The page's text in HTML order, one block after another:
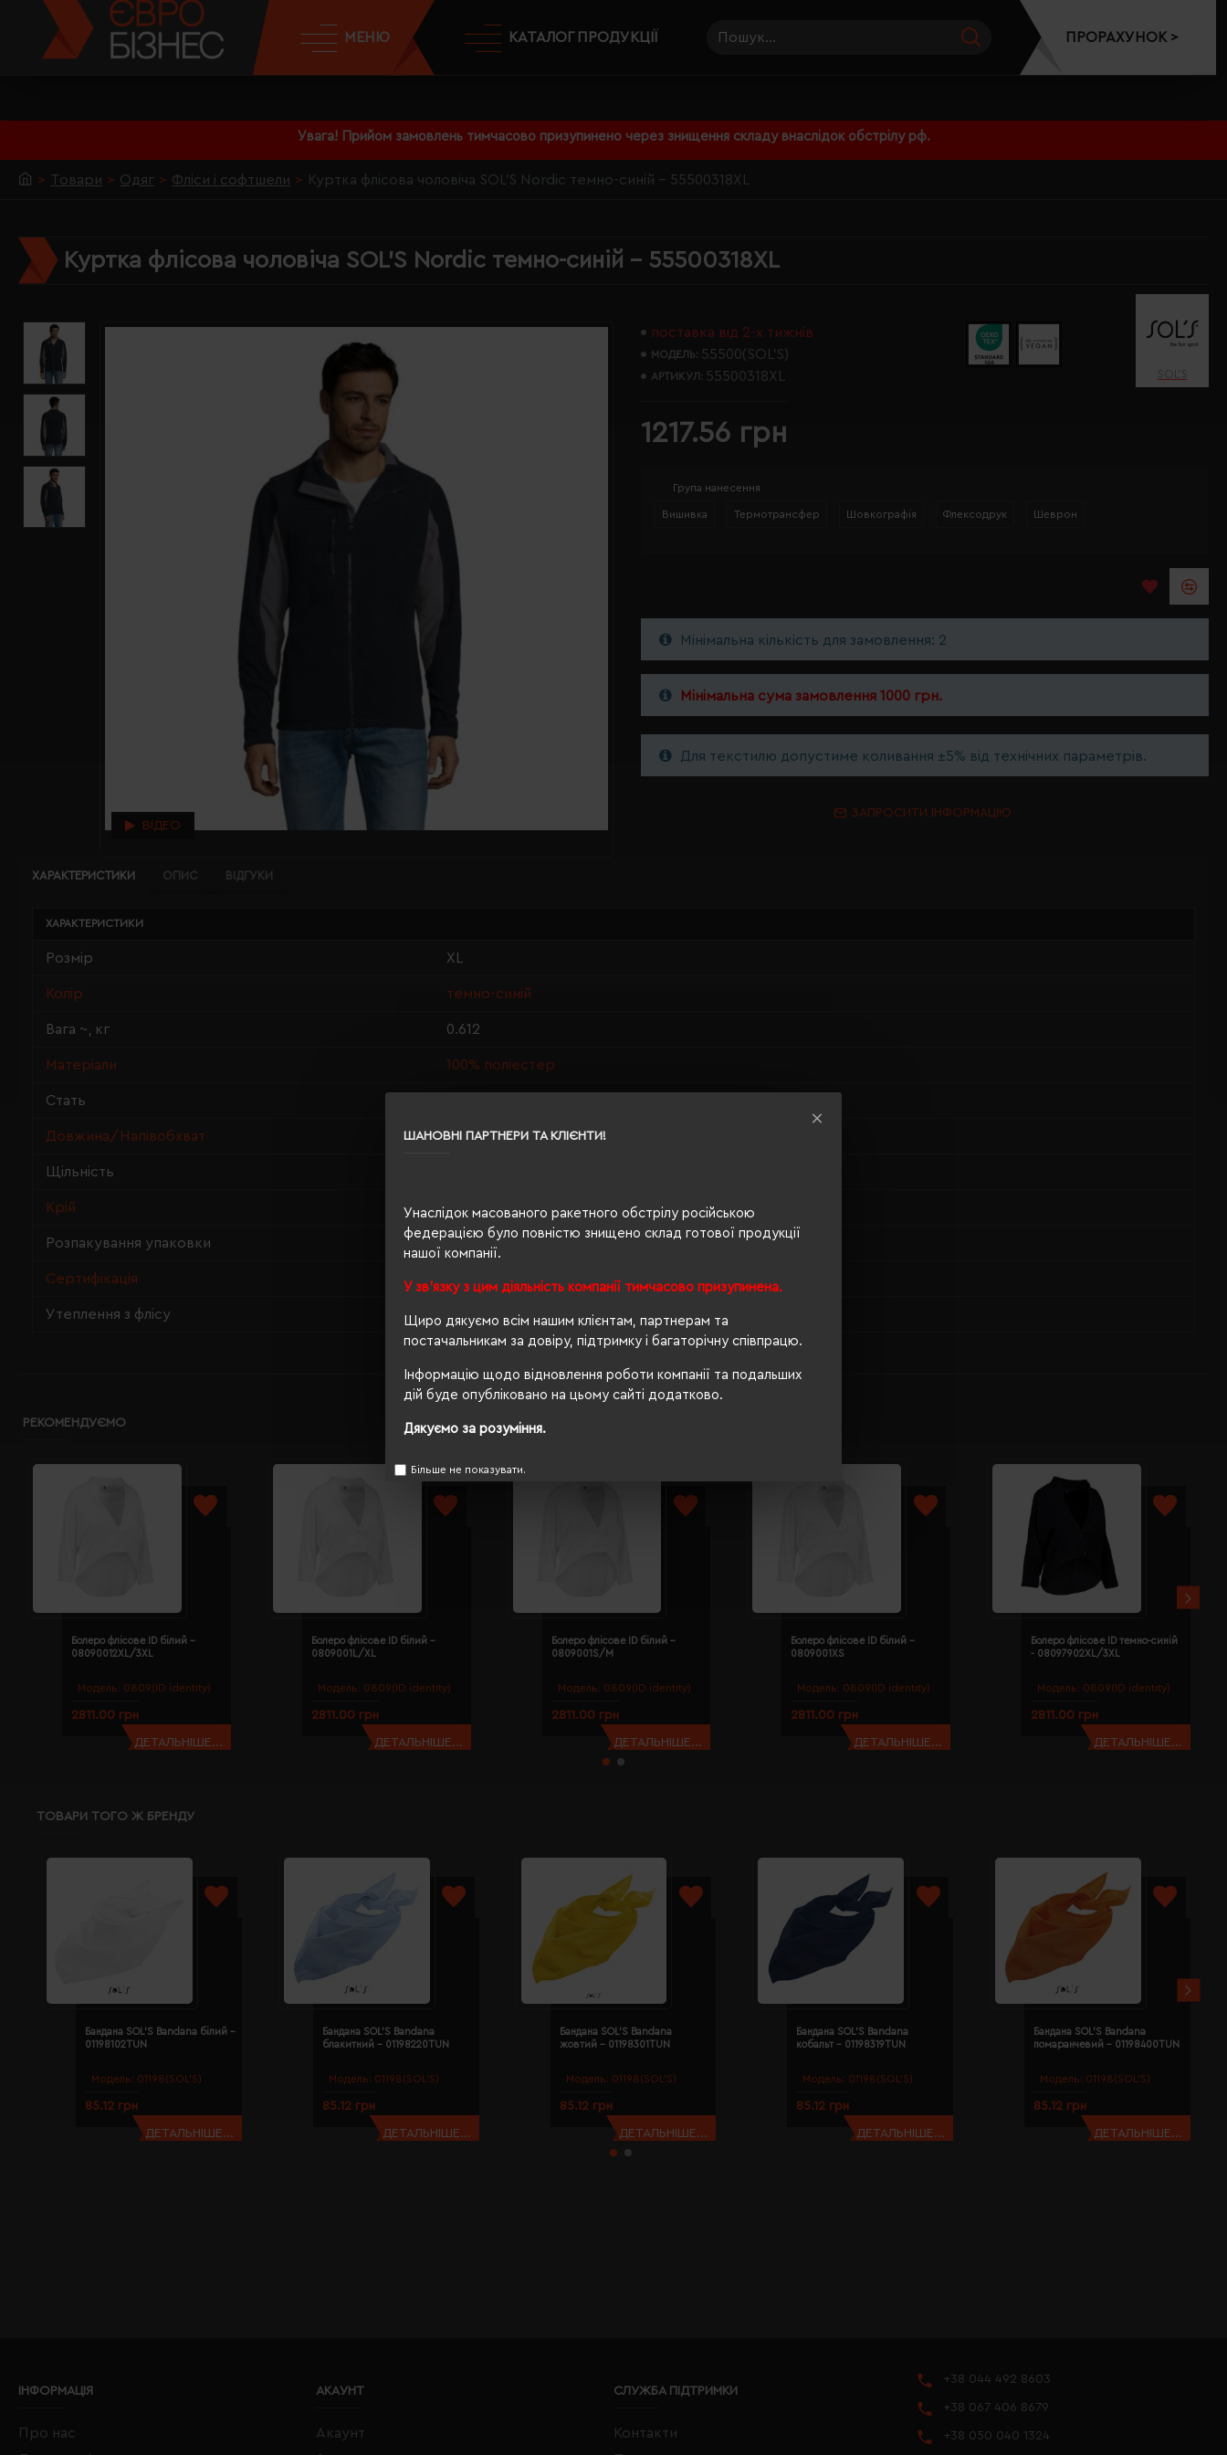
ШАНОВНІ ПАРТНЕРИ ТА КЛІЄНТИ!
Унаслідок масованого ракетного обстрілу російською
федерацією було повністю знищено склад готової продукції
нашої компанії.
У зв'язку з цим діяльність компанії тимчасово призупинена.
Щиро дякуємо всім нашим клієнтам, партнерам та
постачальникам за довіру, підтримку і багаторічну співпрацю.
Інформацію щодо відновлення роботи компанії та подальших
дій буде опубліковано на цьому сайті додатково.
Дякуємо за розуміння.
Більше не показувати.
Увага! Прийом замовлень тимчасово призупинено через знищення складу внаслідок обстрілу рф.
МЕНЮ КАТАЛОГ ПРОДУКЦІЇ ПРОРАХУНОК >
Товари Одяг Фліси і софтшели Куртка флісова чоловіча SOL'S Nordic темно-синій - 55500318XL
Куртка флісова чоловіча SOL'S Nordic темно-синій - 55500318XL
ВІДЕО
поставка від 2-х тижнів
МОДЕЛЬ: 55500(SOL’S)
АРТИКУЛ: 55500318XL SOL’S
1217.56 грн
Група нанесення
Вишивка Термотрансфер Шовкографія Флексодрук Шеврон
Мінімальна кількість для замовлення: 2
Мінімальна сума замовлення 1000 грн.
Для текстилю допустиме коливання ±5% від технічних параметрів.
ЗАПРОСИТИ ІНФОРМАЦІЮ
ХАРАКТЕРИСТИКИ ОПИС ВІДГУКИ
ХАРАКТЕРИСТИКИ
Розмір XL
Колір темно-синій
Вага ~, кг 0.612
Матеріали 100% поліестер
Стать
Довжина/Напівобхват 76/61
Щільність
Крій прямий
Розпакування упаковки
Сертифікація OEKO-TEX® Standard 100, PETA-Approved Vegan
Утеплення з флісу
РЕКОМЕНДУЄМО
Модель: 0809(ID identity)
Болеро флісове ID білий -
08090012XL/3XL
2811.00 грн
ДЕТАЛЬНІШЕ...
Модель: 0809(ID identity)
Болеро флісове ID білий -
0809001L/XL
2811.00 грн
ДЕТАЛЬНІШЕ...
Модель: 0809(ID identity)
Болеро флісове ID білий -
0809001S/M
2811.00 грн
ДЕТАЛЬНІШЕ...
Модель: 0809(ID identity)
Болеро флісове ID білий -
0809001XS
2811.00 грн
ДЕТАЛЬНІШЕ...
Модель: 0809(ID identity)
Болеро флісове ID темно-синій
- 08097902XL/3XL
2811.00 грн
ДЕТАЛЬНІШЕ...
ТОВАРИ ТОГО Ж БРЕНДУ
Модель: 01198(SOL’S)
Бандана SOL'S Bandana білий -
01198102TUN
85.12 грн
ДЕТАЛЬНІШЕ...
Модель: 01198(SOL’S)
Бандана SOL'S Bandana
блакитний - 01198220TUN
85.12 грн
ДЕТАЛЬНІШЕ...
Модель: 01198(SOL’S)
Бандана SOL'S Bandana
жовтий - 01198301TUN
85.12 грн
ДЕТАЛЬНІШЕ...
Модель: 01198(SOL’S)
Бандана SOL'S Bandana
кобальт - 01198319TUN
85.12 грн
ДЕТАЛЬНІШЕ...
Модель: 01198(SOL’S)
Бандана SOL'S Bandana
помаранчевий - 01198400TUN
85.12 грн
ДЕТАЛЬНІШЕ...
ІНФОРМАЦІЯ
Про нас
АКАУНТ
Акаунт
СЛУЖБА ПІДТРИМКИ
Контакти
+38 044 492 8603
+38 067 406 8679
+38 050 040 1324